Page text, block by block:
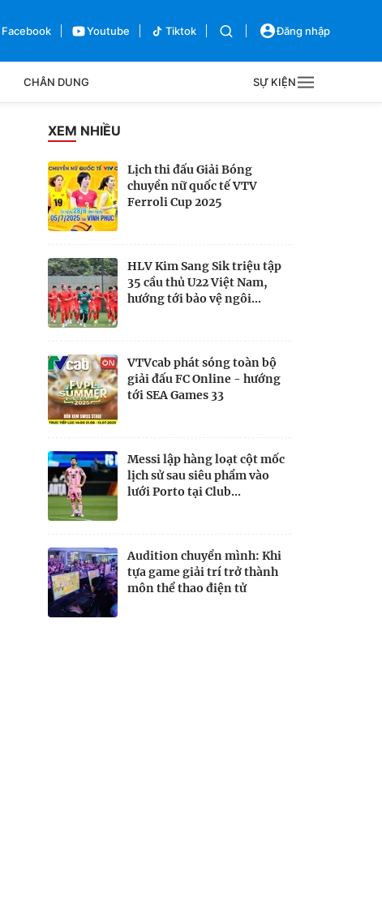
Facebook Youtube Tiktok Đăng nhập
CHÂN DUNG SỰ KIỆN
Bên lề
XEM NHIỀU
Lịch thi đấu Giải Bóng
chuyền nữ quốc tế VTV
Ferroli Cup 2025
HLV Kim Sang Sik triệu tập
35 cầu thủ U22 Việt Nam,
hướng tới bảo vệ ngôi...
VTVcab phát sóng toàn bộ
giải đấu FC Online - hướng
tới SEA Games 33
Messi lập hàng loạt cột mốc
lịch sử sau siêu phẩm vào
lưới Porto tại Club...
Audition chuyển mình: Khi
tựa game giải trí trở thành
môn thể thao điện tử